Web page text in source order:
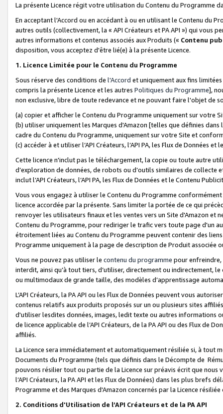
La présente Licence régit votre utilisation du Contenu du Programme
En acceptant l'Accord ou en accédant à ou en utilisant le Contenu du
autres outils (collectivement, la « API Créateurs et PA API ») qui vous
autres informations et contenus associés aux Produits (« Contenu
disposition, vous acceptez d'être lié(e) à la présente Licence.
1. Licence Limitée pour le Contenu du Programme
Sous réserve des conditions de l'Accord et uniquement aux fins
compris la présente Licence et les autres Politiques du Programme],
non exclusive, libre de toute redevance et ne pouvant faire l'objet de
(a) copier et afficher le Contenu du Programme uniquement sur votre
(b) utiliser uniquement les Marques d'Amazon [telles que définies dans
cadre du Contenu du Programme, uniquement sur votre Site et
(c) accéder à et utiliser l’API Créateurs, l’API PA, les Flux de Données
Cette licence n'inclut pas le téléchargement, la copie ou toute autre
d’exploration de données, de robots ou d’outils similaires de
inclut l’API Créateurs, l’API PA, les Flux de Données et le Contenu
Vous vous engagez à utiliser le Contenu du Programme
licence accordée par la présente. Sans limiter la portée de ce qui
renvoyer les utilisateurs finaux et les ventes vers un Site d'Amazon et
Contenu du Programme, pour rediriger le trafic vers toute page d'un
étroitement liées au Contenu du Programme peuvent contenir des
Programme uniquement à la page de description de Produit associée
Vous ne pouvez pas utiliser le contenu du programme pour
interdit, ainsi qu’à tout tiers, d’utiliser, directement ou indirectement,
ou multimodaux de grande taille, des modèles d’apprentissage
L’API Créateurs, la PA API ou les Flux de Données peuvent vous
contenus relatifs aux produits proposés sur un ou plusieurs sites
d'utiliser lesdites données, images, ledit texte ou autres informations
de licence applicable de l’API Créateurs, de la PA API ou des Flux de
affiliés.
La Licence sera immédiatement et automatiquement résiliée si, à
Documents du Programme (tels que définis dans le Décompte de
pouvons résilier tout ou partie de la Licence sur préavis écrit que
l’API Créateurs, la PA API et les Flux de Données) dans les plus
Programme et des Marques d'Amazon concernés par la Licence
2. Conditions d'Utilisation de l’API Créateurs et de la PA API